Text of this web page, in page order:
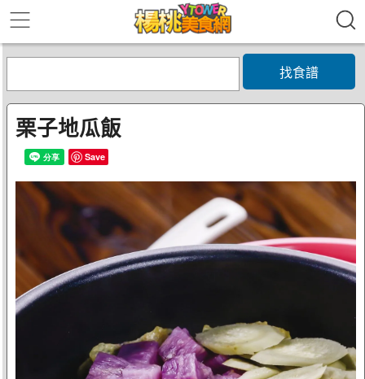
找食譜
栗子地瓜飯
Save